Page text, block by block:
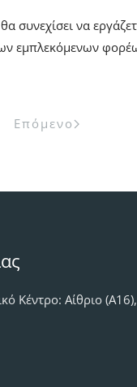
να
εμπλεκόμενων
Επόμενο
Κέντρο: Αίθριο (Α16),